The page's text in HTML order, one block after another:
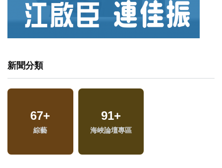
新聞分類
11071
生活
471+
兩岸